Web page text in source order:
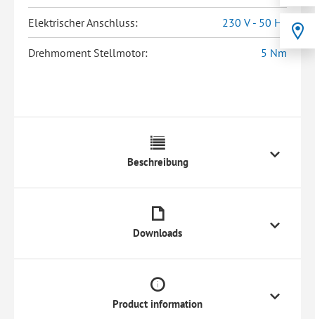
Elektrischer Anschluss: 230 V - 50 Hz
Drehmoment Stellmotor: 5 Nm
Beschreibung
Downloads
Product information